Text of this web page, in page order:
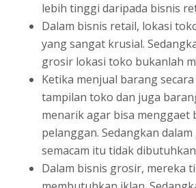
lebih tinggi daripada bisnis
Dalam bisnis retail, lokasi
yang sangat krusial.
grosir lokasi toko bukanlah
Ketika menjual barang
tampilan toko dan juga
menarik agar bisa menggaet
pelanggan. Sedangkan
semacam itu tidak
Dalam bisnis grosir, mereka